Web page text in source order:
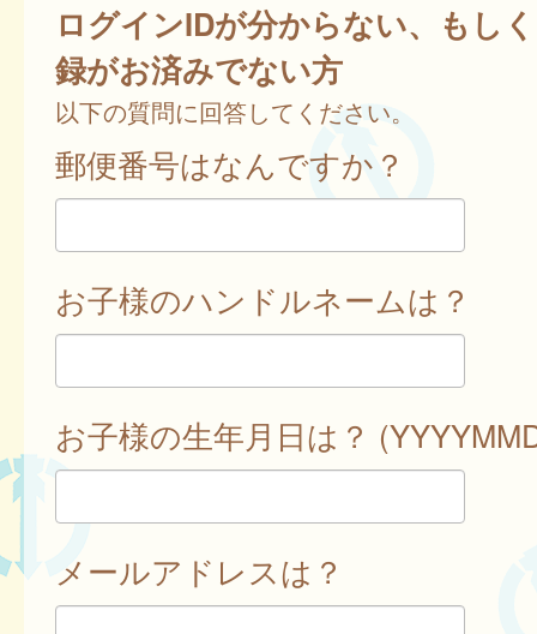
ログインIDが分からない、もし
録がお済みでない方
以下の質問に回答してください。
郵便番号はなんですか？
お子様のハンドルネームは？
お子様の生年月日は？
メールアドレスは？